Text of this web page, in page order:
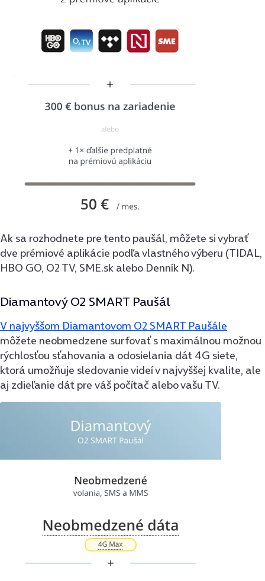
Ak sa rozhodnete pre tento paušál, môžete si vybrať
dve prémiové aplikácie podľa vlastného výberu (TIDAL,
HBO GO, O2 TV, SME.sk alebo Denník N).
Diamantový O2 SMART Paušál
V najvyššom Diamantovom O2 SMART Paušále
môžete neobmedzene surfovať s maximálnou možnou
rýchlosťou sťahovania a odosielania dát 4G siete,
ktorá umožňuje sledovanie videí v najvyššej kvalite, ale
aj zdieľanie dát pre váš počítač alebo vašu TV.